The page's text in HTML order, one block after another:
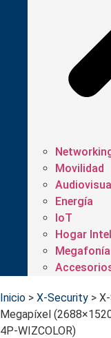
Movilidad
Energía
IoT
Hogar
Megafonía
Inicio > X-Security >
Megapíxel
4P-WIZCOLOR)